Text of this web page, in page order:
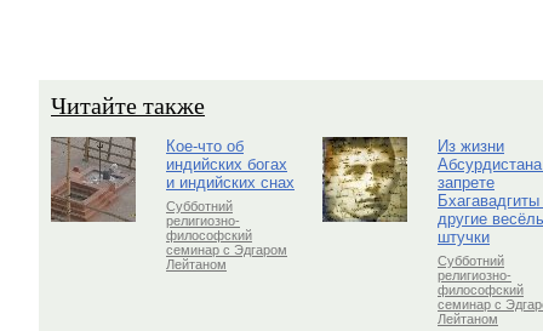
Читайте также
Кое-что об
индийских богах
и индийских снах
Субботний
религиозно-
философский
семинар с Эдгаром
Лейтаном
Из жизни
запрете
Бхагавадгиты
другие
штучки
Субботний
религиозно-
философский
семинар с
Лейтаном